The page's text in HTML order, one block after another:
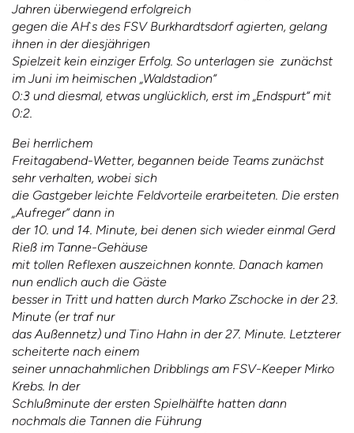
Jahren überwiegend erfolgreich
gegen die AH`s des FSV Burkhardtsdorf agierten, gelang
ihnen in der diesjährigen
Spielzeit kein einziger Erfolg. So unterlagen sie zunächst
im Juni im heimischen „Waldstadion“
0:3 und diesmal, etwas unglücklich, erst im „Endspurt“ mit
0:2.
Bei herrlichem
Freitagabend-Wetter, begannen beide Teams zunächst
sehr verhalten, wobei sich
die Gastgeber leichte Feldvorteile erarbeiteten. Die ersten
„Aufreger“ dann in
der 10. und 14. Minute, bei denen sich wieder einmal Gerd
Rieß im Tanne-Gehäuse
mit tollen Reflexen auszeichnen konnte. Danach kamen
nun endlich auch die Gäste
besser in Tritt und hatten durch Marko Zschocke in der 23.
Minute (er traf nur
das Außennetz) und Tino Hahn in der 27. Minute. Letzterer
scheiterte nach einem
seiner unnachahmlichen Dribblings am FSV-Keeper Mirko
Krebs. In der
Schlußminute der ersten Spielhälfte hatten dann
nochmals die Tannen die Führung